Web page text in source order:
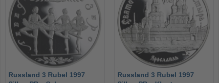
Russland 3 Rubel 1997
Russland 3 Rubel 1997